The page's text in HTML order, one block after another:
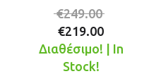
€249.00
was:
€219.00
τρέχουσα
Διαθέσιμο! | In
Stock!